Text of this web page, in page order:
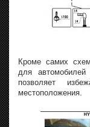
Кроме самих
для
позволяет
местоположения.